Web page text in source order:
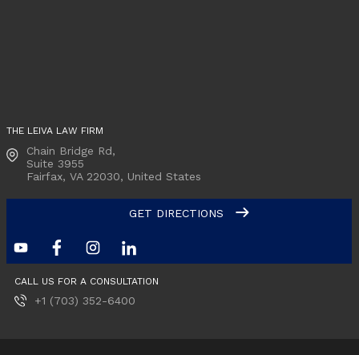
THE LEIVA LAW FIRM
Chain Bridge Rd,
Suite 3955
Fairfax, VA 22030, United States
GET DIRECTIONS
CALL US FOR A CONSULTATION
+1 (703) 352-6400